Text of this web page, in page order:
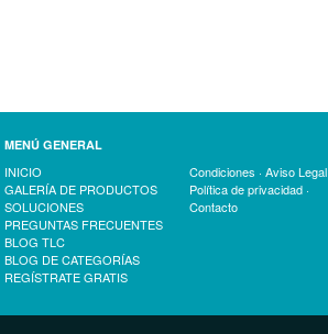
MENÚ GENERAL
INICIO
GALERÍA DE PRODUCTOS
SOLUCIONES
PREGUNTAS FRECUENTES
BLOG TLC
BLOG DE CATEGORÍAS
REGÍSTRATE GRATIS
Condiciones
Aviso Legal
Política de privacidad
Contacto